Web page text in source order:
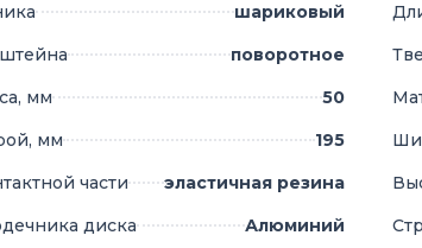
шариковый
поворотное
мм
50
мм
195
части
эластичная резина
диска
Алюминий